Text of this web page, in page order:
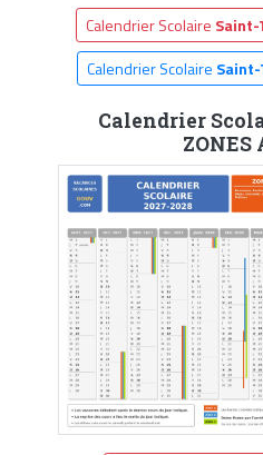
Calendrier Scolaire Saint-
Calendrier Scolaire
Calendrier
ZONES